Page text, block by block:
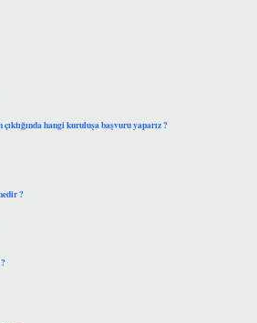
hangi kuruluşa başvuru yaparız ?
?